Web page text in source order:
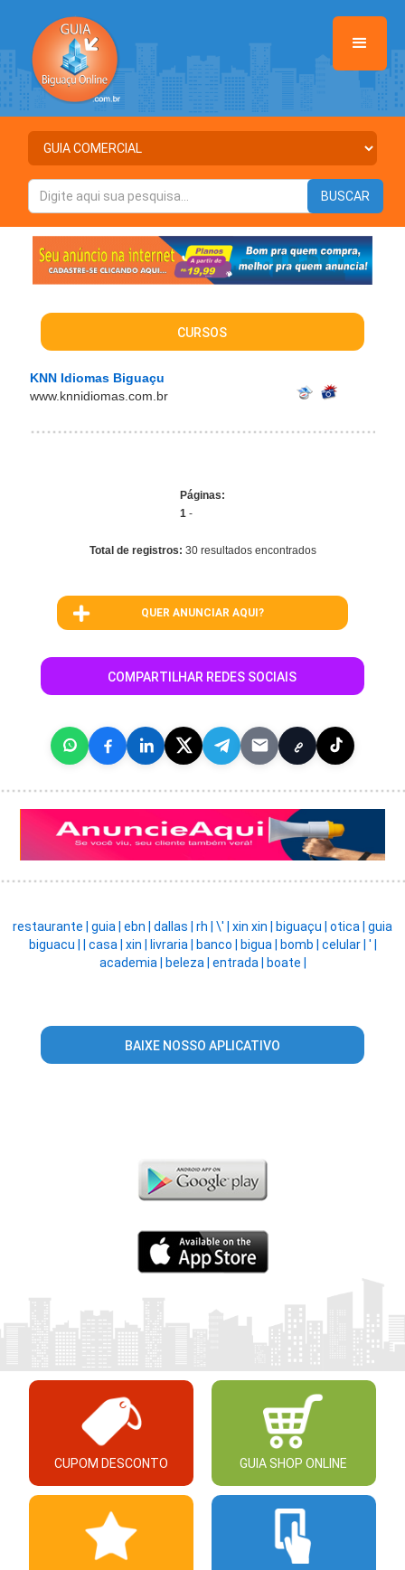
CURSOS
KNN Idiomas Biguaçu
www.knnidiomas.com.br
Páginas:
1 -
Total de registros: 30 resultados encontrados
QUER ANUNCIAR AQUI?
COMPARTILHAR REDES SOCIAIS
restaurante | guia | ebn | dallas | rh | \' | xin xin | biguaçu | otica | guia
biguacu | | casa | xin | livraria | banco | bigua | bomb | celular | ' |
academia | beleza | entrada | boate |
BAIXE NOSSO APLICATIVO
CUPOM DESCONTO GUIA SHOP ONLINE